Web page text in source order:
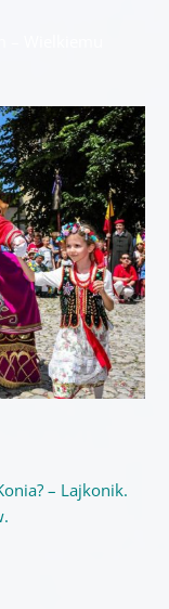
– Lajkonik.